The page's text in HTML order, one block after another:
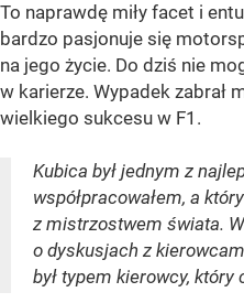
To naprawdę miły facet i
bardzo pasjonuje się
na jego życie. Do dziś nie
w karierze. Wypadek zabrał
wielkiego sukcesu w F1.
Kubica był jednym z
współpracowałem, a
z mistrzostwem świata.
o dyskusjach z
był typem kierowcy, który